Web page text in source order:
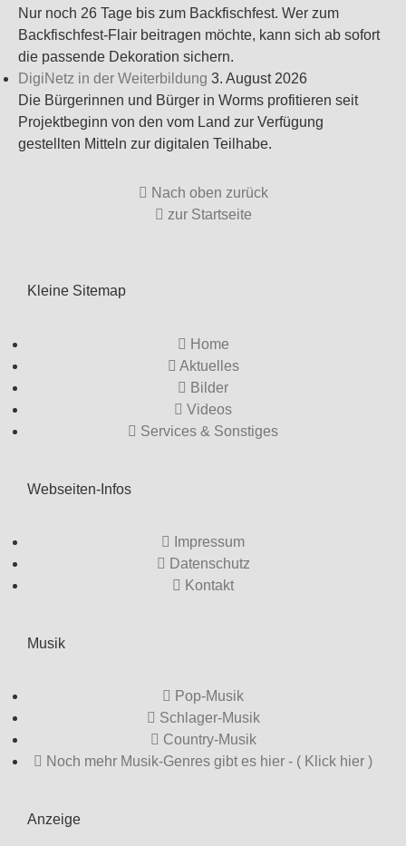
Nur noch 26 Tage bis zum Backfischfest. Wer zum
Backfischfest-Flair beitragen möchte, kann sich ab sofort
die passende Dekoration sichern.
DigiNetz in der Weiterbildung 3. August 2026
Die Bürgerinnen und Bürger in Worms profitieren seit
Projektbeginn von den vom Land zur Verfügung
gestellten Mitteln zur digitalen Teilhabe.
Nach oben zurück
zur Startseite
Kleine Sitemap
Home
Aktuelles
Bilder
Videos
Services & Sonstiges
Webseiten-Infos
Impressum
Datenschutz
Kontakt
Musik
Pop-Musik
Schlager-Musik
Country-Musik
Noch mehr Musik-Genres gibt es hier - ( Klick hier )
Anzeige